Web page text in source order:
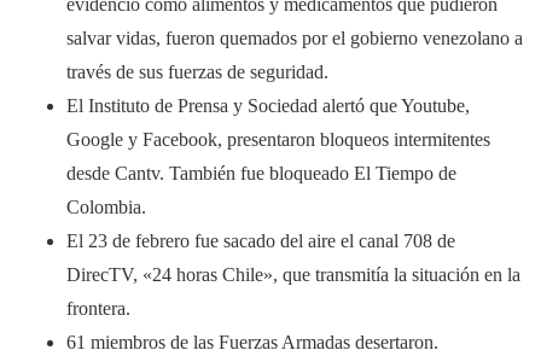
evidenció cómo alimentos y medicamentos que pudieron
salvar vidas, fueron quemados por el gobierno venezolano a
través de sus fuerzas de seguridad.
El Instituto de Prensa y Sociedad alertó que Youtube,
Google y Facebook, presentaron bloqueos intermitentes
desde Cantv. También fue bloqueado El Tiempo de
Colombia.
El 23 de febrero fue sacado del aire el canal 708 de
DirecTV, «24 horas Chile», que transmitía la situación en la
frontera.
61 miembros de las Fuerzas Armadas desertaron.